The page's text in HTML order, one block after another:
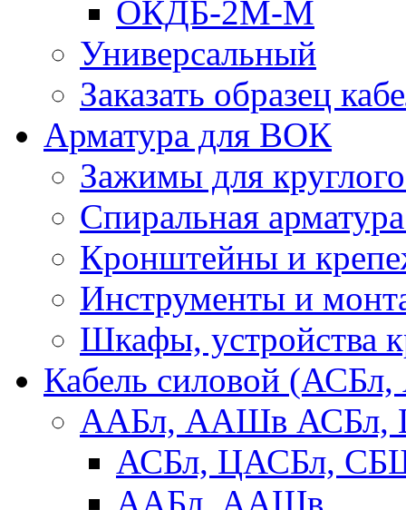
ОКДБ-2М-М
Универсальный
Заказать образец
Арматура для ВОК
Зажимы для
Спиральная
Кронштейны и
Инструменты и
Шкафы, устройства
Кабель силовой
ААБл, ААШв АСБл,
АСБл, ЦАСБл,